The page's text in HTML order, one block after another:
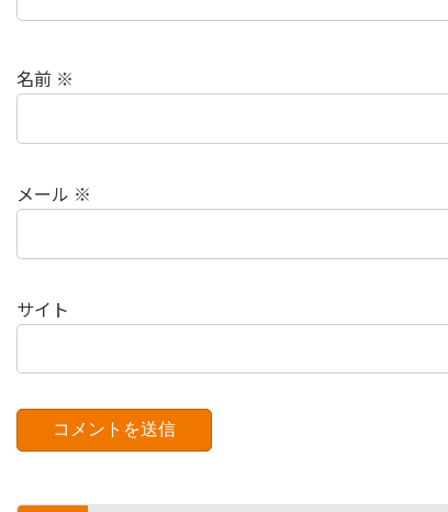
名前 ※
メール ※
サイト